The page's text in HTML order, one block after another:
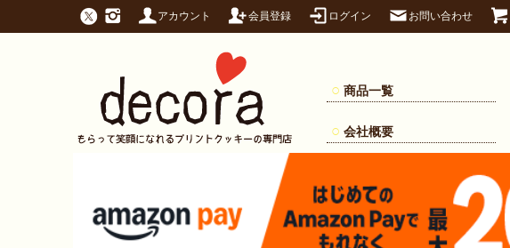
アカウント 会員登録 ログイン お問い合わせ
商品一覧
会社概要